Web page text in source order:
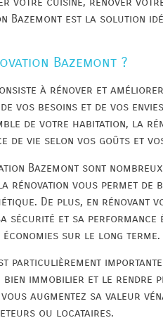
Bazemont est la solution
Bazemont ?
à rénover et
vos besoins et de vos
de votre habitation, la
de vie selon vos goûts et
Bazemont sont
rénovation vous permet de
De plus, en rénovant
sécurité et sa performance
sur le long terme.
particulièrement
immobilier et le rendre
augmentez sa valeur
ou locataires.